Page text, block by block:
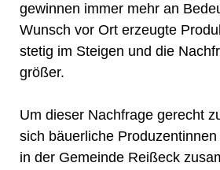
gewinnen immer mehr an
Wunsch vor Ort erzeugte
stetig im Steigen und die
größer.
Um dieser Nachfrage gerecht
sich bäuerliche
in der Gemeinde Reißeck